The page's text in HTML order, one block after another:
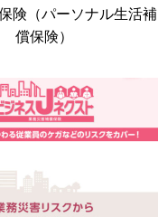
険（パーソナル生活補
償保険）